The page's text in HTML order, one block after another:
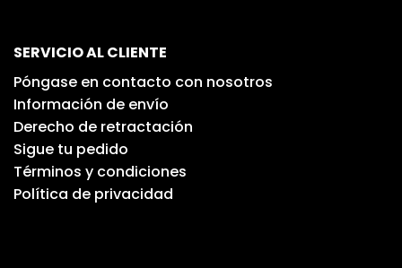
SERVICIO AL CLIENTE
Póngase en contacto con nosotros
Información de envío
Derecho de retractación
Sigue tu pedido
Términos y condiciones
Política de privacidad